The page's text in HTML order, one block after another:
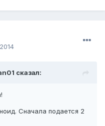
сказал:
Сначала подается 2